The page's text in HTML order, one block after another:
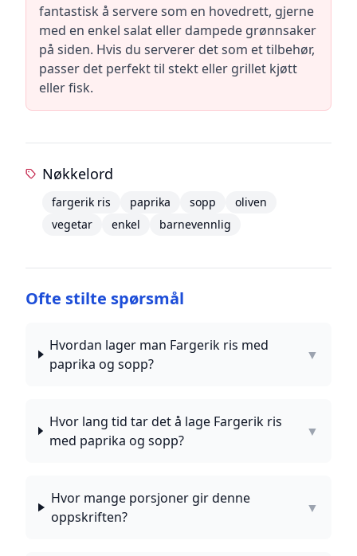
fantastisk å servere som en hovedrett, gjerne
med en enkel salat eller dampede grønnsaker
på siden. Hvis du serverer det som et tilbehør,
passer det perfekt til stekt eller grillet kjøtt
eller fisk.
Nøkkelord
fargerik ris paprika sopp
oliven
vegetar
enkel barnevennlig
Ofte stilte spørsmål
Hvordan lager man Fargerik ris med
paprika og sopp?
▼
Hvor lang tid tar det å lage Fargerik ris
med paprika og sopp?
▼
Hvor mange porsjoner gir denne
oppskriften?
▼